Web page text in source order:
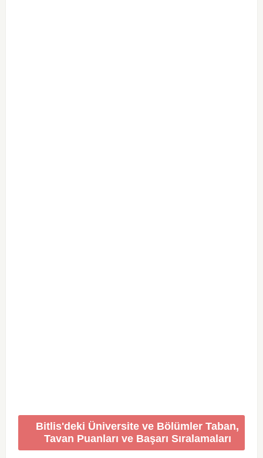
Bitlis'deki Üniversite ve Bölümler Taban,
Tavan Puanları ve Başarı Sıralamaları